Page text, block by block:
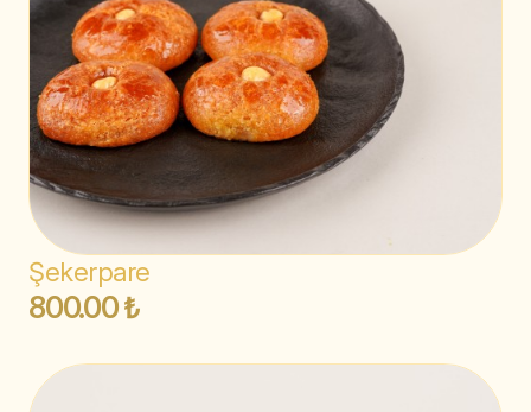
Şekerpare
800.00 ₺